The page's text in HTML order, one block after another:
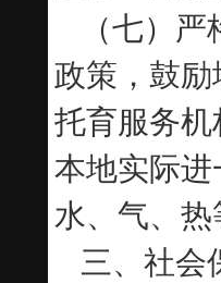
（七）
政策，鼓
托育服务机
本地实际
水、气、
三、社会